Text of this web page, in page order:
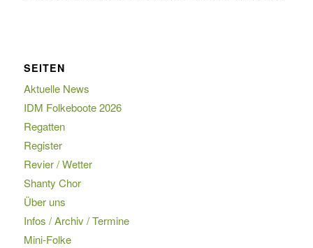
SEITEN
Aktuelle News
IDM Folkeboote 2026
Regatten
Register
Revier / Wetter
Shanty Chor
Über uns
Infos / Archiv / Termine
Mini-Folke